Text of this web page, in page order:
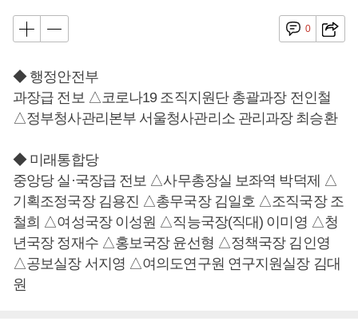
0
◆ 행정안전부
과장급 전보 △코로나19 조직지원단 총괄과장 전인철
△정부청사관리본부 서울청사관리소 관리과장 최승환
◆ 미래통합당
중앙당 실·국장급 전보 △사무총장실 보좌역 박덕제 △
기획조정국장 김용진 △총무국장 김일호 △조직국장 조
철희 △여성국장 이성원 △직능국장(직대) 이미영 △청
년국장 정재수 △홍보국장 윤선형 △정책국장 김인영
△공보실장 서지영 △여의도연구원 연구지원실장 김대
원